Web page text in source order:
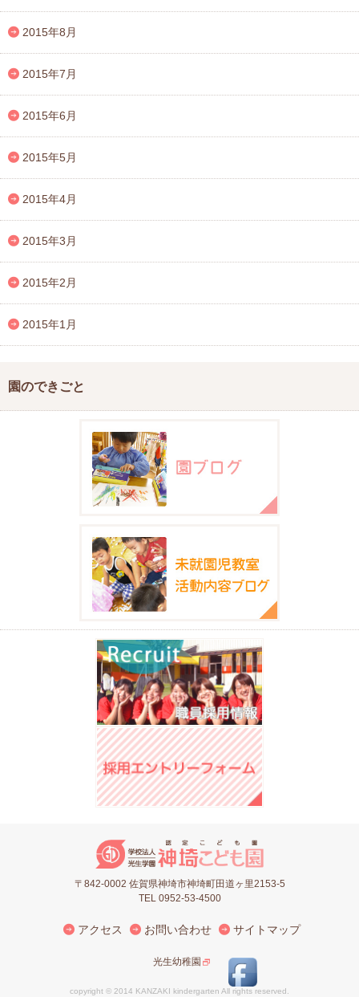
2015年8月
2015年7月
2015年6月
2015年5月
2015年4月
2015年3月
2015年2月
2015年1月
園のできごと
〒842-0002 佐賀県神埼市神埼町田道ヶ里2153-5
TEL 0952-53-4500
アクセス お問い合わせ サイトマップ
光生幼稚園
copyright © 2014 KANZAKI kindergarten All rights reserved.